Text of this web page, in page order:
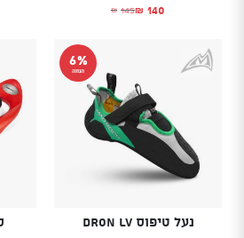
₪ 145
המחיר המקורי היה: ₪145.₪ 140 המחיר הנוכחי הוא: ₪140.
6%
הנחה
נעל טיפוס DRON LV